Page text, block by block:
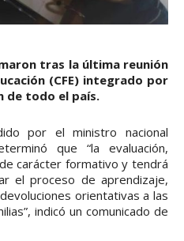
tras la última reunión
(CFE) integrado por
de todo el país.
por el ministro nacional
que “la evaluación,
carácter formativo y tendrá
el proceso de aprendizaje,
orientativas a las
indicó un comunicado de